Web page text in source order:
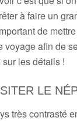
à faire un
de
voyage afin de
les détails !
LE
très contrasté